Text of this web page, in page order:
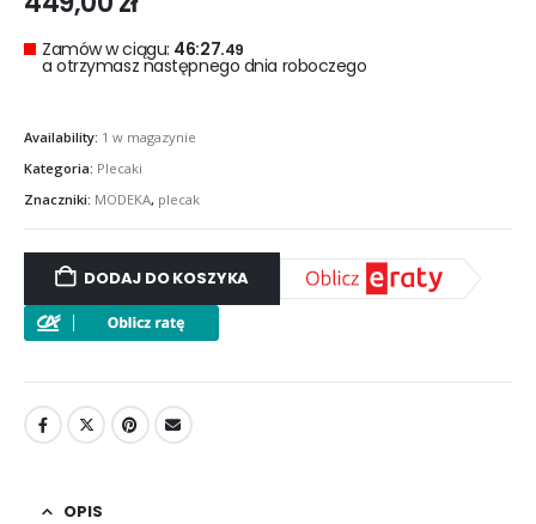
Zamów w ciągu: 46:27.47
a otrzymasz następnego dnia roboczego
Availability: 1 w magazynie
Kategoria: Plecaki
Znaczniki: MODEKA, plecak
DODAJ DO KOSZYKA
OPIS